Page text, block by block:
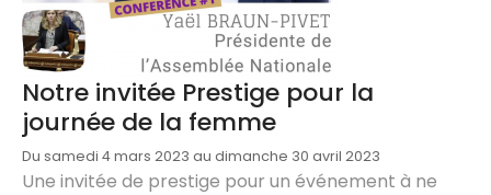
Notre invitée Prestige pour la
journée de la femme
Du samedi 4 mars 2023 au dimanche 30 avril 2023
Une invitée de prestige pour un événement à ne